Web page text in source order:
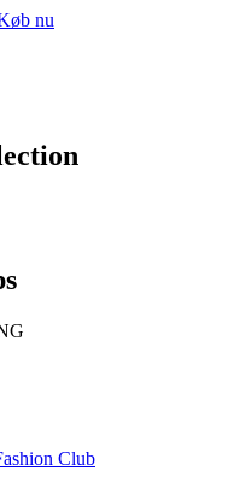
nu